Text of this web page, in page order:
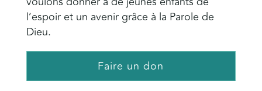
l’espoir et un avenir grâce à la Parole de
Dieu.
Faire un don